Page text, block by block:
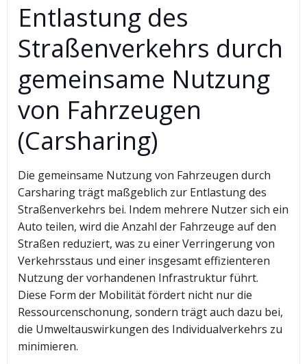
Entlastung des
Straßenverkehrs durch
gemeinsame Nutzung
von Fahrzeugen
(Carsharing)
Die gemeinsame Nutzung von Fahrzeugen durch
Carsharing trägt maßgeblich zur Entlastung des
Straßenverkehrs bei. Indem mehrere Nutzer sich ein
Auto teilen, wird die Anzahl der Fahrzeuge auf den
Straßen reduziert, was zu einer Verringerung von
Verkehrsstaus und einer insgesamt effizienteren
Nutzung der vorhandenen Infrastruktur führt.
Diese Form der Mobilität fördert nicht nur die
Ressourcenschonung, sondern trägt auch dazu bei,
die Umweltauswirkungen des Individualverkehrs zu
minimieren.